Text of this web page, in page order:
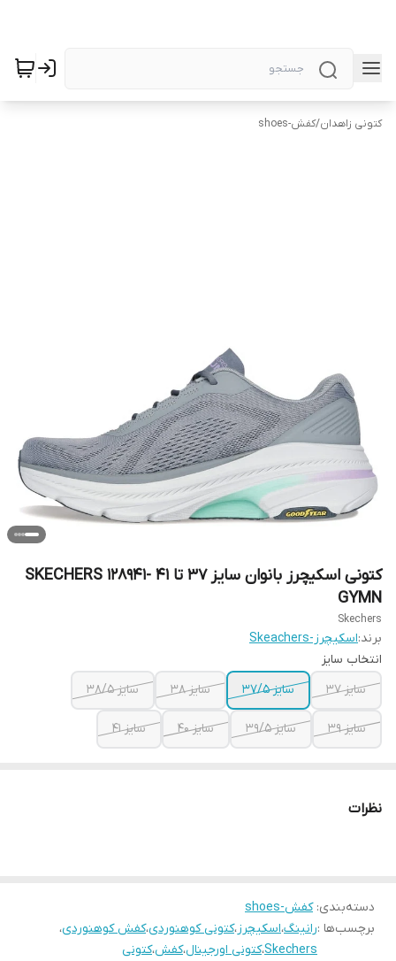
کتونی زاهدان/کفش-shoes
کتونی اسکیچرز بانوان سایز ۳۷ تا ۴۱ SKECHERS 128941-
GYMN
Skechers
برند:اسکیچرز-Skeachers
انتخاب سایز
سایز ۳۷
سایز ۳۷/۵ سایز ۳۸ سایز ۳۸/۵
سایز ۳۹ سایز ۳۹/۵ سایز ۴۰ سایز ۴۱
نظرات
دسته‌بندی:کفش-shoes
برچسب‌ها :رانینگ،اسکیچرز،کتونی کوهنوردی،کفش کوهنوردی،
Skechers،کتونی اورجینال،کفش،کتونی